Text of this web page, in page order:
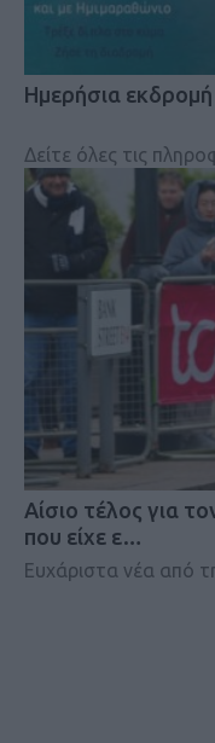
Ημερήσια
Δείτε όλες τις
Αίσιο τέλος για
που είχε ε…
Ευχάριστα νέα από